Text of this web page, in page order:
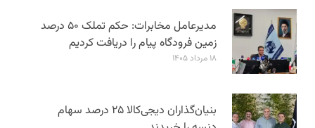
مدیرعامل مخابرات: حکم تملک ۵۰ درصد
زمین فرودگاه پیام را دریافت کردیم
۱۸ مرداد ۱۴۰۵
بنیان‌گذاران دیجی‌کالا ۲۵ درصد سهام